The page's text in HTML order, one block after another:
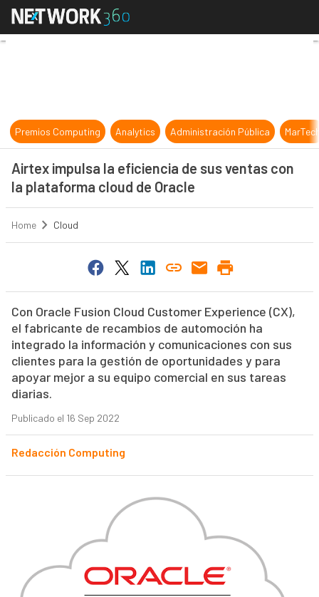
Airtex impulsa la eficiencia de sus
Premios Computing Analytics Administración Pública
Airtex impulsa la eficiencia de sus ventas con
la plataforma cloud de Oracle
Home Cloud
Con Oracle Fusion Cloud Customer Experience (CX),
el fabricante de recambios de automoción ha
integrado la información y comunicaciones con sus
clientes para la gestión de oportunidades y para
apoyar mejor a su equipo comercial en sus tareas
diarias.
Publicado el 16 Sep 2022
Redacción Computing